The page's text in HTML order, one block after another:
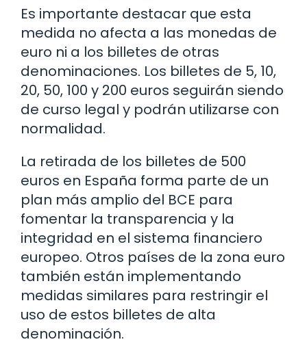
Es importante destacar que esta
medida no afecta a las monedas de
euro ni a los billetes de otras
denominaciones. Los billetes de 5, 10,
20, 50, 100 y 200 euros seguirán siendo
de curso legal y podrán utilizarse con
normalidad.
La retirada de los billetes de 500
euros en España forma parte de un
plan más amplio del BCE para
fomentar la transparencia y la
integridad en el sistema financiero
europeo. Otros países de la zona euro
también están implementando
medidas similares para restringir el
uso de estos billetes de alta
denominación.